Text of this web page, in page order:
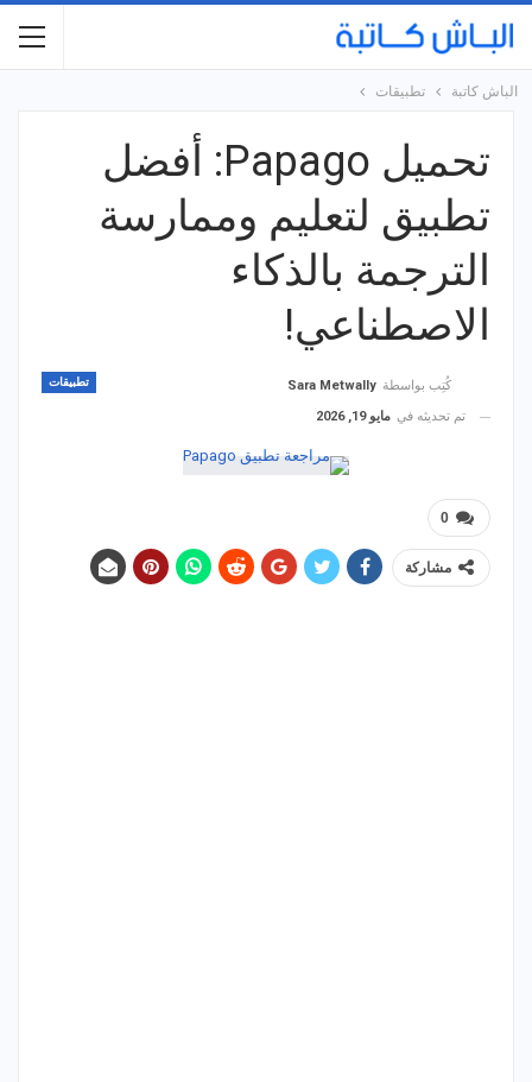
الباش كاتبة تطبيقات
تحميل Papago: أفضل
تطبيق لتعليم وممارسة
الترجمة بالذكاء
الاصطناعي!
تطبيقات كُتِب بواسطة Sara Metwally
تم تحديثه في مايو 19, 2026
0
مشاركة